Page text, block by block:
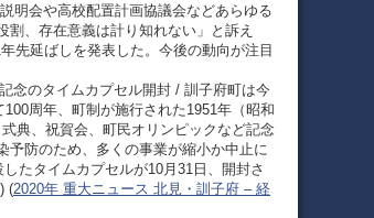
明会や高校配置計画協議会などあらゆる
、存在意義は計り知れない」と訴え
先延ばしを発表した。今後の動向が注目
念のタイムカプセル開封 / 訓子府町は今
周年、町制が施行された1951年（昭和
典、祝賀会、町民オリンピックなど記念
予防のため、多くの事業が縮小か中止に
たタイムカプセルが10月31日、開封さ
(2020年 重大ニュース 北見・訓子府 – 経